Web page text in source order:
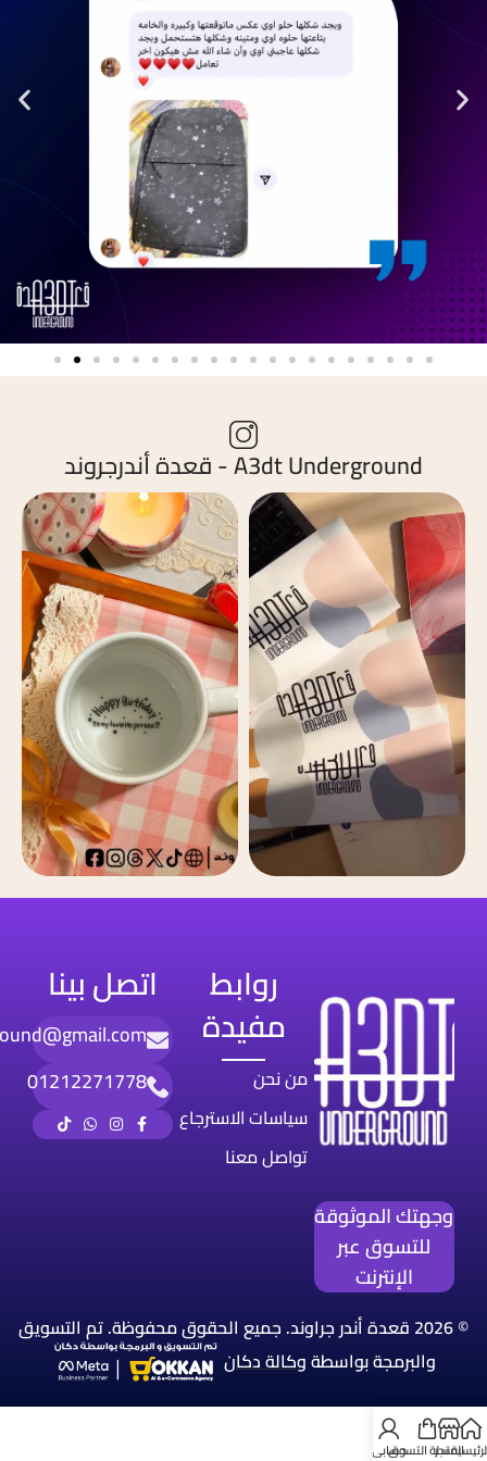
A3dt Underground - قعدة أندرجروند
وجهتك الموثوقة
للتسوق عبر
الإنترنت
روابط
مفيدة
من نحن
سياسات الاسترجاع
تواصل معنا
اتصل بينا
01212271778
© 2026 قعدة أندر جراوند. جميع الحقوق محفوظة. تم التسويق
والبرمجة بواسطةوكالةدكان
المتجرسلة التسوقحسابي